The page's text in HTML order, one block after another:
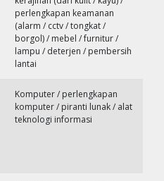
perlengkapan keamanan
(alarm / cctv / tongkat /
borgol) / mebel / furnitur /
lampu / deterjen / pembersih
lantai
Komputer / perlengkapan
komputer / piranti lunak / alat
teknologi informasi